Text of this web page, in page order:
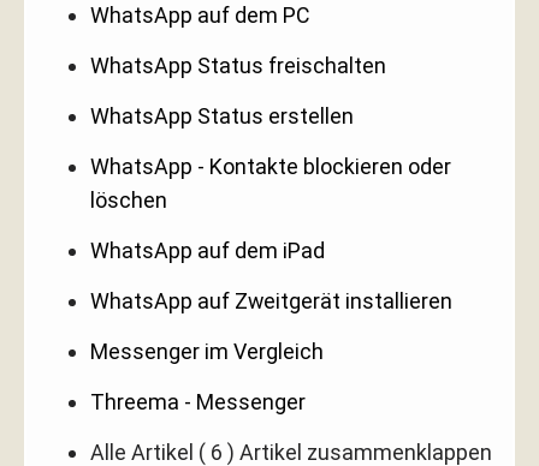
WhatsApp auf dem PC
WhatsApp Status freischalten
WhatsApp Status erstellen
WhatsApp - Kontakte blockieren oder
löschen
WhatsApp auf dem iPad
WhatsApp auf Zweitgerät installieren
Messenger im Vergleich
Threema - Messenger
Alle Artikel ( 6 ) Artikel zusammenklappen